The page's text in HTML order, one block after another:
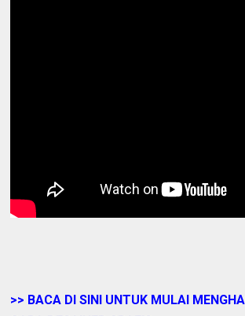
>> BACA DI SINI UNTUK MULAI